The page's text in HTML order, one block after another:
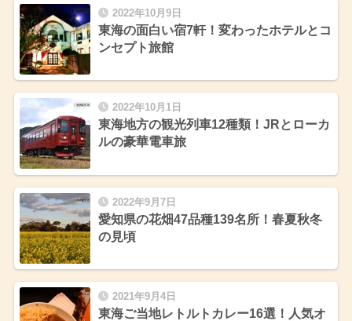
2022年10月9日
東海の面白い宿7軒！変わったホテルとコ
ンセプト旅館
2022年10月1日
東海地方の観光列車12種類！JRとローカ
ルの豪華電車旅
2022年9月7日
愛知県の花畑47品種139名所！春夏秋冬
の見頃
2021年9月4日
東海ご当地レトルトカレー16選！人気オ